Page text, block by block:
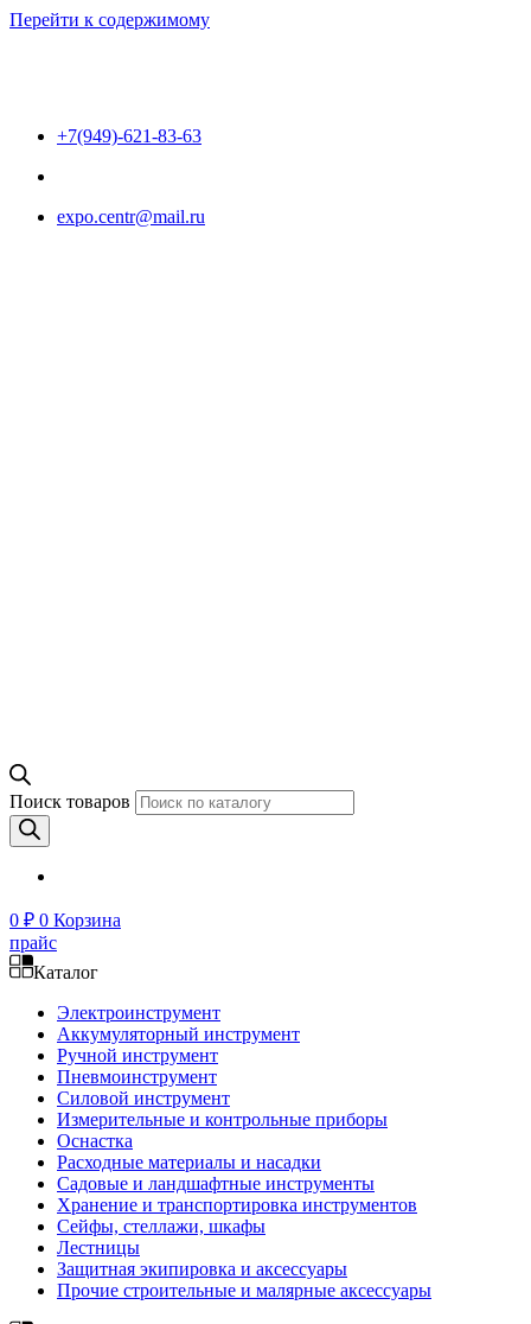
Перейти к содержимому
+7(949)-621-83-63
expo.centr@mail.ru
Поиск товаров
0 ₽ 0 Корзина
прайс
Каталог
Электроинструмент
Аккумуляторный инструмент
Ручной инструмент
Пневмоинструмент
Силовой инструмент
Измерительные и контрольные приборы
Оснастка
Расходные материалы и насадки
Садовые и ландшафтные инструменты
Хранение и транспортировка инструментов
Сейфы, стеллажи, шкафы
Лестницы
Защитная экипировка и аксессуары
Прочие строительные и малярные аксессуары